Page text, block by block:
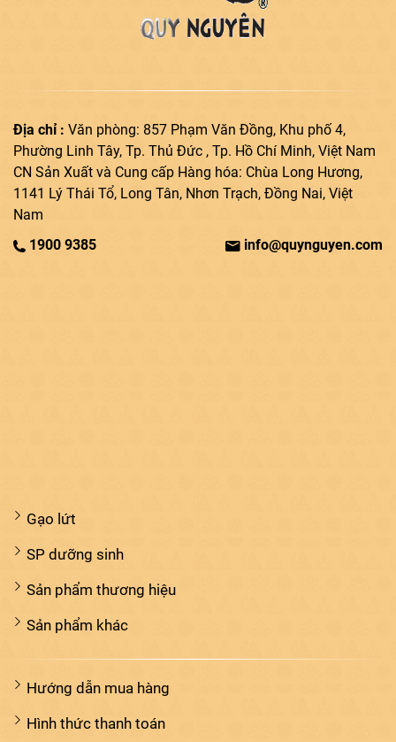
Địa chỉ : Văn phòng: 857 Phạm Văn Đồng, Khu phố 4,
Phường Linh Tây, Tp. Thủ Đức , Tp. Hồ Chí Minh, Việt Nam
CN Sản Xuất và Cung cấp Hàng hóa: Chùa Long Hương,
1141 Lý Thái Tổ, Long Tân, Nhơn Trạch, Đồng Nai, Việt
Nam
1900 9385
info@quynguyen.com
Gạo lứt
SP dưỡng sinh
Sản phẩm thương hiệu
Sản phẩm khác
Hướng dẫn mua hàng
Hình thức thanh toán